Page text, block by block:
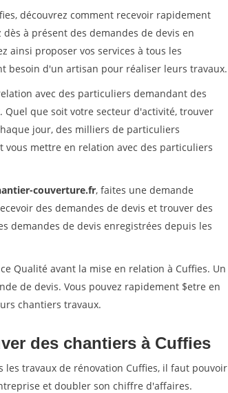
découvrez comment recevoir rapidement
à présent des demandes de devis en
ainsi proposer vos services à tous les
besoin d'un artisan pour réaliser leurs travaux.
avec des particuliers demandant des
que soit votre secteur d'activité, trouver
jour, des milliers de particuliers
mettre en relation avec des particuliers
couverture.fr, faites une demande
des demandes de devis et trouver des
demandes de devis enregistrées depuis les
Qualité avant la mise en relation à Cuffies. Un
de devis. Vous pouvez rapidement $etre en
chantiers travaux.
des chantiers à Cuffies
travaux de rénovation Cuffies, il faut pouvoir
et doubler son chiffre d'affaires.